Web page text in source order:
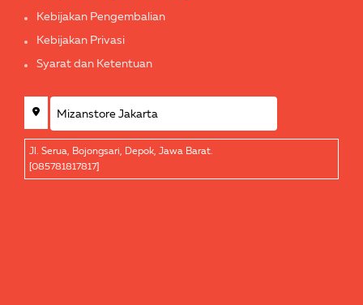
Kebijakan Pengembalian
Kebijakan Privasi
Syarat dan Ketentuan
Jl. Serua, Bojongsari, Depok, Jawa Barat.
[085781817817]